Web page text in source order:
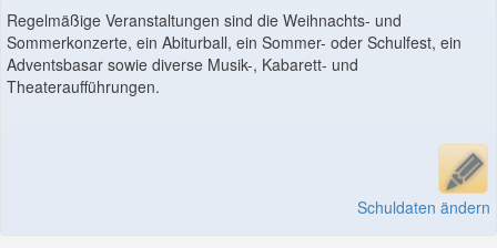
Regelmäßige Veranstaltungen sind die Weihnachts- und
Sommerkonzerte, ein Abiturball, ein Sommer- oder Schulfest, ein
Adventsbasar sowie diverse Musik-, Kabarett- und
Theateraufführungen.
Schuldaten ändern